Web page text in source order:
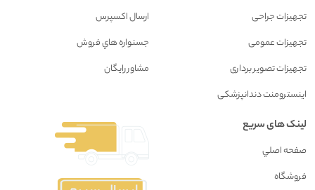
تجهیزات جراحی
تجهیزات عمومی
تجهیزات تصویر برداری
اینسترومنت دندانپزشکی
ارسال اکسپرس
جسنواره هاي فروش
مشاور رايگان
لینک های سریع
صفحه اصلي
فروشگاه